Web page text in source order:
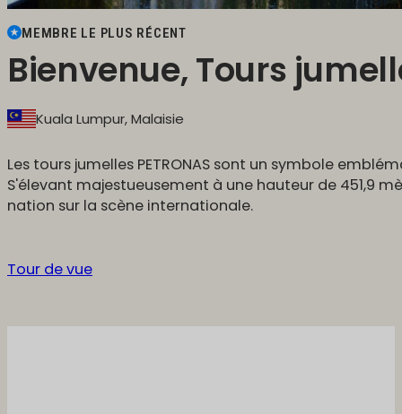
MEMBRE LE PLUS RÉCENT
Bienvenue, Tours
Kuala Lumpur, Malaisie
Les tours jumelles PETRONAS sont un symbole
S'élevant majestueusement à une hauteur de 451,9
nation sur la scène internationale.
Tour de vue